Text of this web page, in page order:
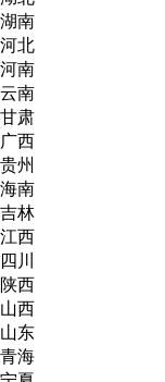
湖南
河北
河南
云南
甘肃
广西
贵州
海南
吉林
江西
四川
陕西
山西
山东
青海